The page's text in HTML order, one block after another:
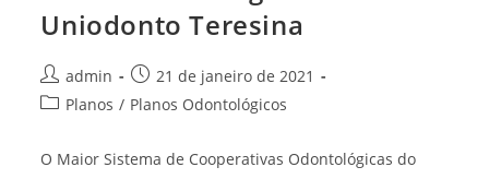
Uniodonto Teresina
Post
author:
admin
Post
published:
21 de janeiro de 2021
PostPlanos / Planos Odontológicos
O Maior Sistema de Cooperativas Odontológicas do